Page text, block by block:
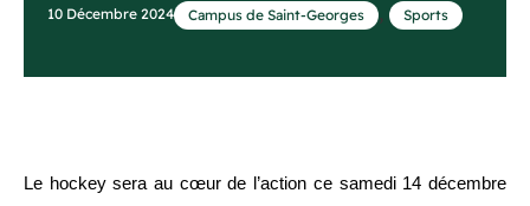
10 Décembre 2024 Campus de Saint-Georges , Sports
Le hockey sera au cœur de l’action ce samedi 14 décembre